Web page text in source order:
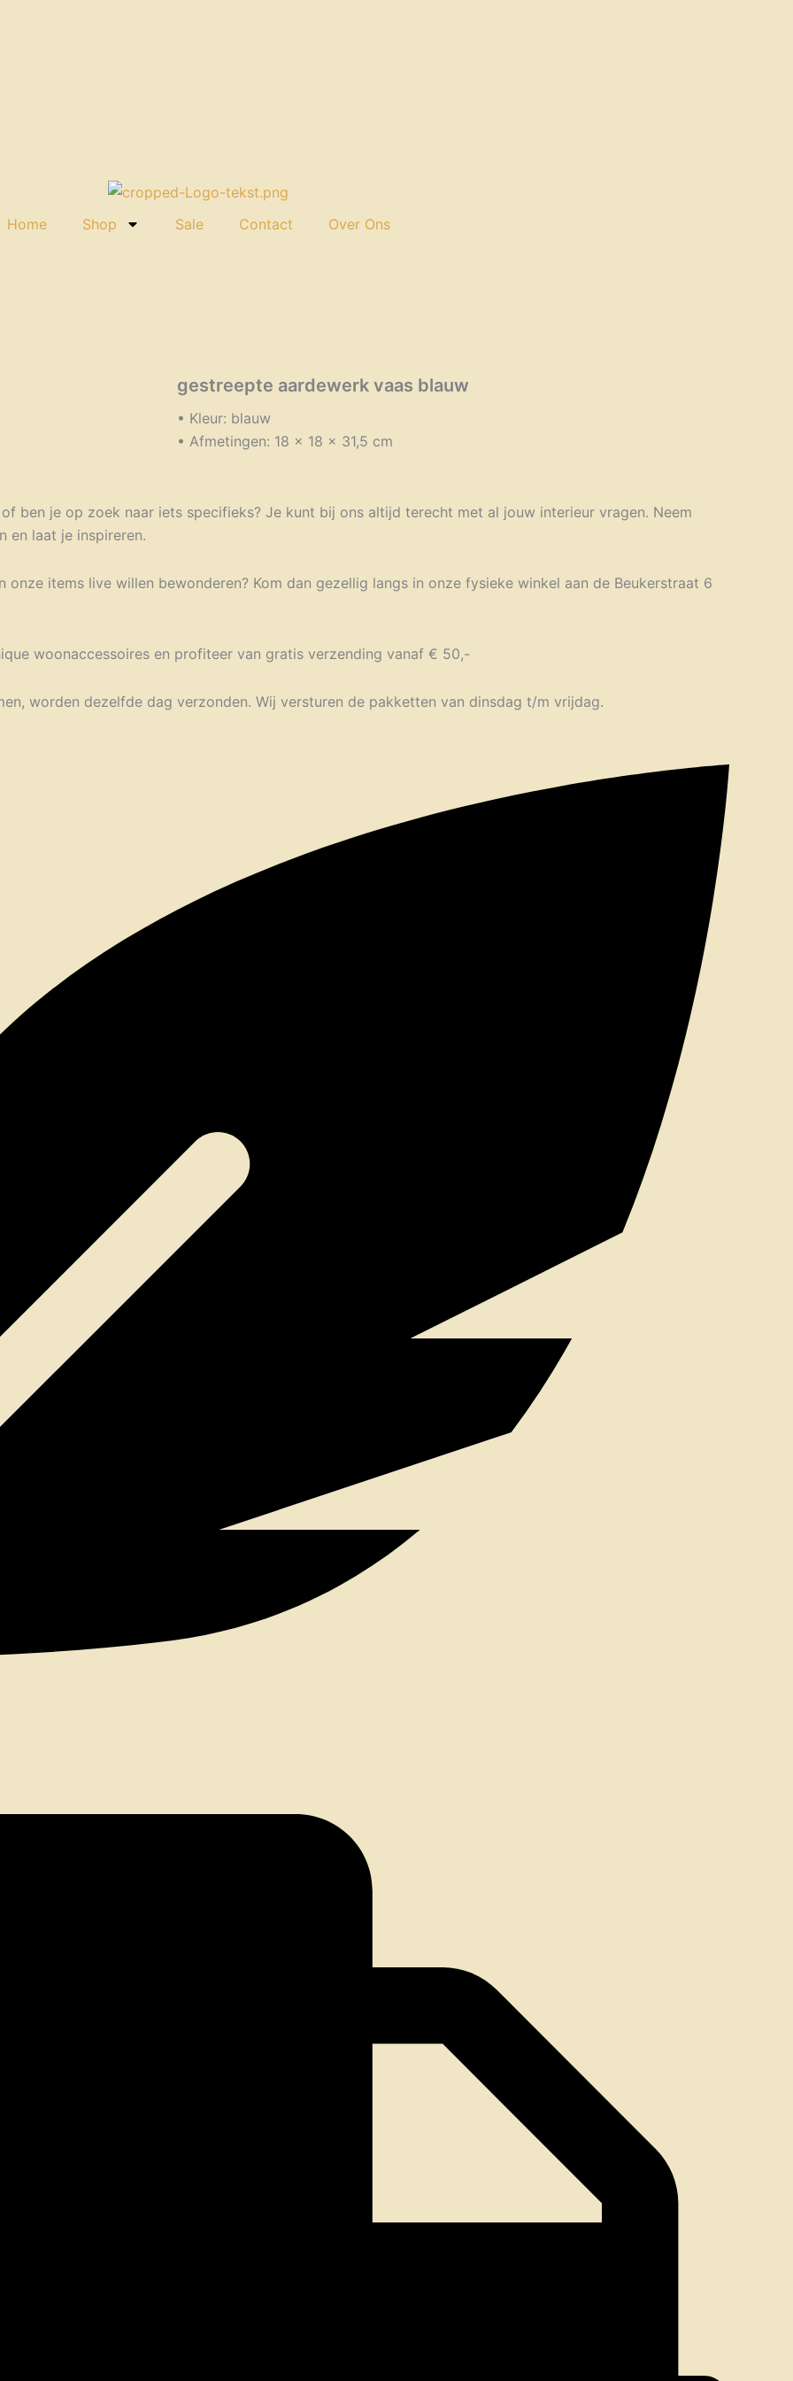
Home Shop Sale Contact Over Ons
gestreepte aardewerk vaas blauw
• Kleur: blauw
• Afmetingen: 18 x 18 x 31,5 cm
ben je op zoek naar iets specifieks? Je kunt bij ons altijd terecht met al jouw interieur vragen. Neem
en laat je inspireren.
items live willen bewonderen? Kom dan gezellig langs in onze fysieke winkel aan de Beukerstraat 6
woonaccessoires en profiteer van gratis verzending vanaf € 50,-
worden dezelfde dag verzonden. Wij versturen de pakketten van dinsdag t/m vrijdag.